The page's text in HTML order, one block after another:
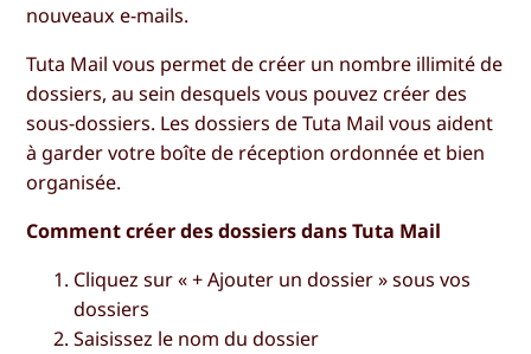
nouveaux e-mails.
Tuta Mail vous permet de créer un nombre illimité de
dossiers, au sein desquels vous pouvez créer des
sous-dossiers. Les dossiers de Tuta Mail vous aident
à garder votre boîte de réception ordonnée et bien
organisée.
Comment créer des dossiers dans Tuta Mail
Cliquez sur« + Ajouter un dossier» sous vos
dossiers
Saisissez le nom du dossier